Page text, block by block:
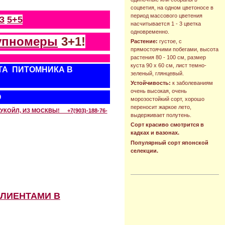
соцветия, на одном цветоносе в
период массового цветения
насчитывается 1 - 3 цветка
одновременно.
Растение: густое, с
прямостоячими побегами, высота
растения 80 - 100 см, размер
куста 90 х 60 см, лист темно-
зеленый, глянцевый.
Устойчивость: к заболеваниям
очень высокая, очень
морозостойкий сорт, хорошо
переносит жаркое лето,
выдерживает полутень.
Сорт красиво смотрится в
кадках и вазонах.
Популярный сорт японской
селекции.
5+5
3+1!
ПИТОМНИКА В
ИЗ МОСКВЫ! +7(903)-188-76-
В